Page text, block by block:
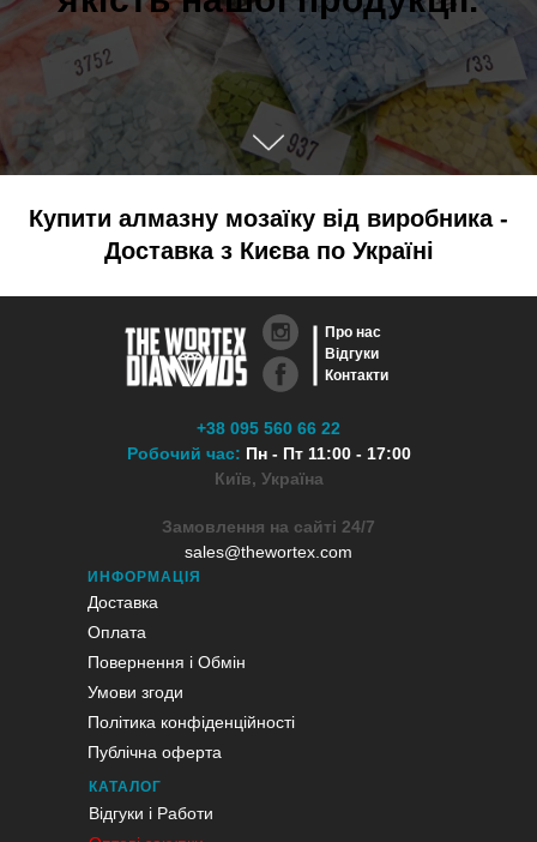
Купити алмазну мозаїку від виробника -
Доставка з Києва по Україні
ИНФОРМАЦІЯ
Доставка
Оплата
Повернення і Обмін
Умови згоди
Політика конфіденційності
Публічна оферта
КАТАЛОГ
Відгуки і Работи
+38 095 560 66 22
Робочий час: Пн - Пт 11:00 - 17:00
Київ, Україна
Замовлення на сайті 24/7
sales@thewortex.com
Про нас
Відгуки
Контакти